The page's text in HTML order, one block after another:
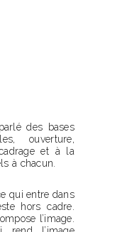
des bases
ouverture,
et à la
à chacun.
qui entre dans
hors cadre.
l’image.